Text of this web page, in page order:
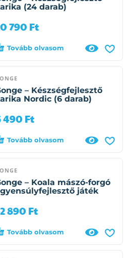
(24 darab)
790 Ft
Tovább olvasom
– Készségfejlesztő
Nordic (6 darab)
490 Ft
Tovább olvasom
– Koala mászó-forgó
játék
890 Ft
Tovább olvasom